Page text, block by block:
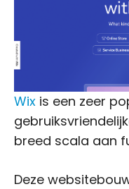
Wix is een zeer
breed scala aan
Deze